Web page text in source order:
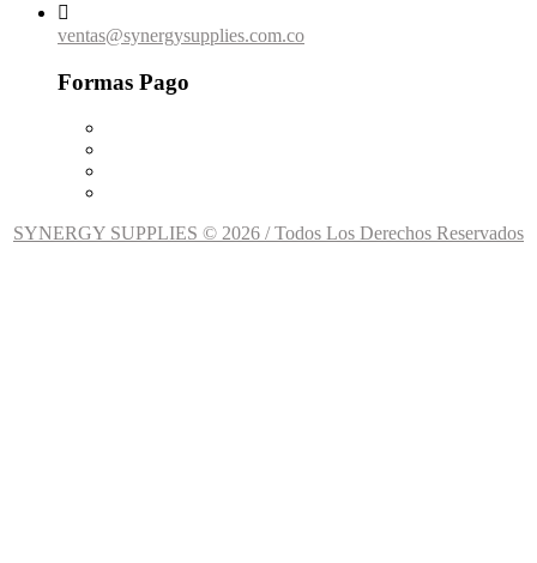

ventas@synergysupplies.com.co
Formas Pago
SYNERGY SUPPLIES © 2026 / Todos Los Derechos Reservados